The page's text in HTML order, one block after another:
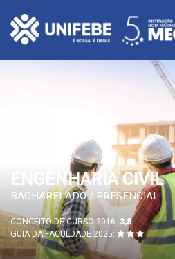
ENGENHARIA CIVIL
BACHARELADO / PRESENCIAL
CONCEITO DE CURSO 2016: 3,8
GUIA DA FACULDADE 2025: